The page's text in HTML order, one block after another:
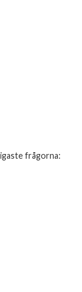
frågorna: